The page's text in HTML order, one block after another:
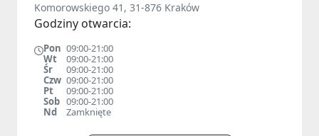
Komorowskiego 41, 31-876 Kraków
Godziny otwarcia:
Pon 09:00-21:00
Wt
09:00-21:00
Śr
09:00-21:00
Czw 09:00-21:00
Pt
09:00-21:00
Sob 09:00-21:00
Nd
Zamknięte